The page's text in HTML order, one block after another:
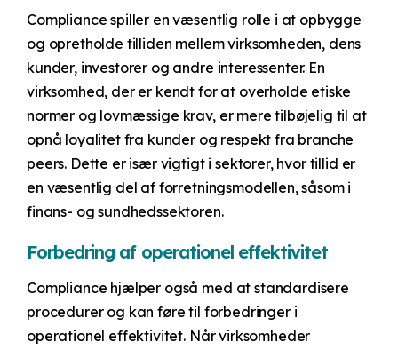
Compliance spiller en væsentlig rolle i at opbygge
og opretholde tilliden mellem virksomheden, dens
kunder, investorer og andre interessenter. En
virksomhed, der er kendt for at overholde etiske
normer og lovmæssige krav, er mere tilbøjelig til at
opnå loyalitet fra kunder og respekt fra branche
peers. Dette er især vigtigt i sektorer, hvor tillid er
en væsentlig del af forretningsmodellen, såsom i
finans- og sundhedssektoren.
Forbedring af operationel effektivitet
Compliance hjælper også med at standardisere
procedurer og kan føre til forbedringer i
operationel effektivitet. Når virksomheder